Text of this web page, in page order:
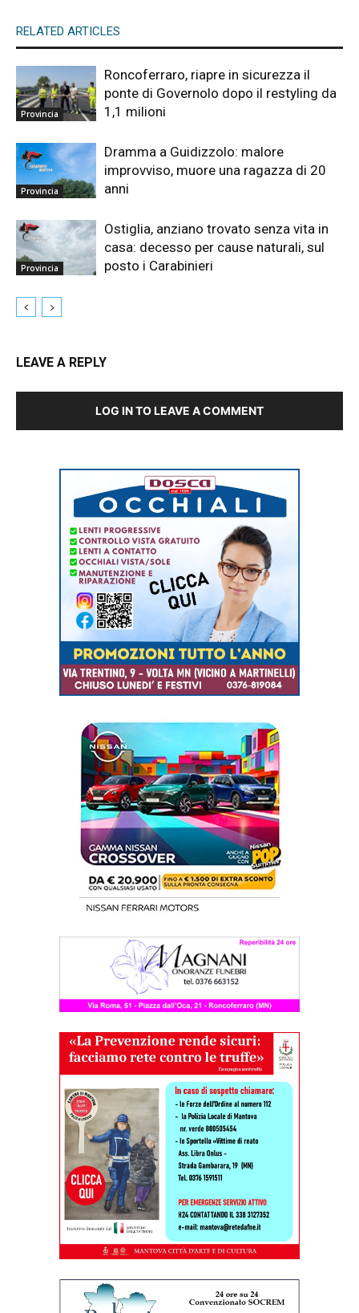
RELATED ARTICLES
Provincia
Roncoferraro, riapre in sicurezza il
ponte di Governolo dopo il restyling da
1,1 milioni
Provincia
Dramma a Guidizzolo: malore
improvviso, muore una ragazza di 20
anni
Provincia
Ostiglia, anziano trovato senza vita in
casa: decesso per cause naturali, sul
posto i Carabinieri
LEAVE A REPLY
LOG IN TO LEAVE A COMMENT